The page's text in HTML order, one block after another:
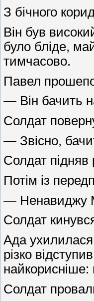
З бічного
Він був
було бліде,
тимчасово.
Павел
— Він бачить
Солдат
— Звісно,
Солдат підняв
Потім із
— Ненавиджу
Солдат
Ада ухилилася
різко
найкорисніше:
Солдат